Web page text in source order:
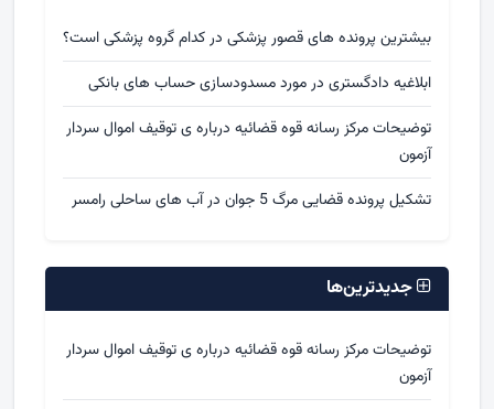
بیشترین پرونده های قصور پزشکی در کدام گروه پزشکی است؟
ابلاغیه دادگستری در مورد مسدودسازی حساب های بانکی
توضیحات مرکز رسانه قوه قضائیه درباره ی توقیف اموال سردار
آزمون
تشکیل پرونده قضایی مرگ 5 جوان در آب های ساحلی رامسر
جدیدترین‌ها
توضیحات مرکز رسانه قوه قضائیه درباره ی توقیف اموال سردار
آزمون